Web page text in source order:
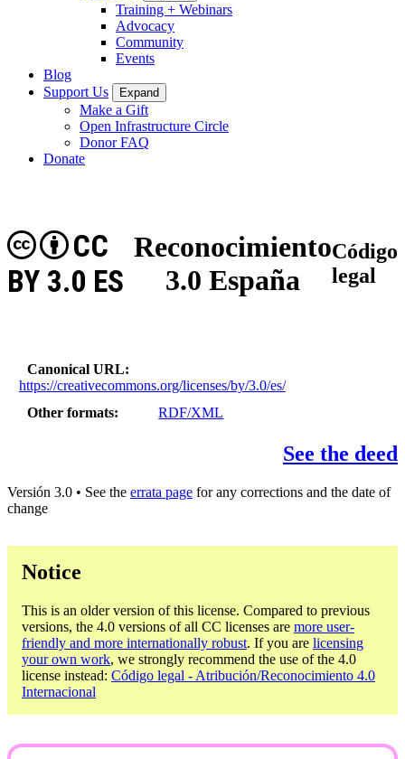
Training + Webinars
Advocacy
Community
Events
Blog
Support Us
Expand
Make a Gift
Open Infrastructure Circle
Donor FAQ
Donate
Reconocimiento
3.0 España
CC
BY 3.0 ES
Código
legal
Canonical URL
https://creativecommons.org/licenses/by/3.0/es/
Other formats
RDF/XML
See the deed
Versión 3.0 • See the errata page for any corrections and the date of
change
Notice
This is an older version of this license. Compared to previous
versions, the 4.0 versions of all CC licenses are more user-
friendly and more internationally robust. If you are licensing
your own work, we strongly recommend the use of the 4.0
license instead: Código legal - Atribución/Reconocimiento 4.0
Internacional